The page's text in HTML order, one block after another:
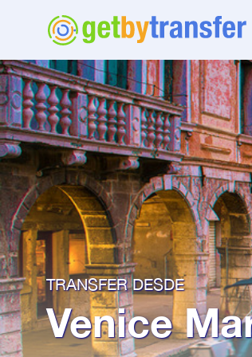
TRANSFER DESDE
Venice